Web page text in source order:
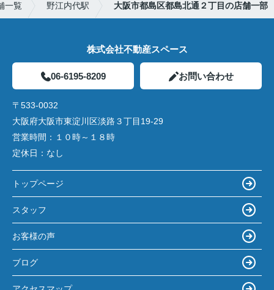
一覧 野江内代駅 大阪市都島区都島北通２丁目の店舗一部
株式会社不動産スペース
06-6195-8209 お問い合わせ
〒533-0032
大阪府大阪市東淀川区淡路３丁目19-29
営業時間： １０時～１８時
定休日： なし
トップページ
スタッフ
お客様の声
ブログ